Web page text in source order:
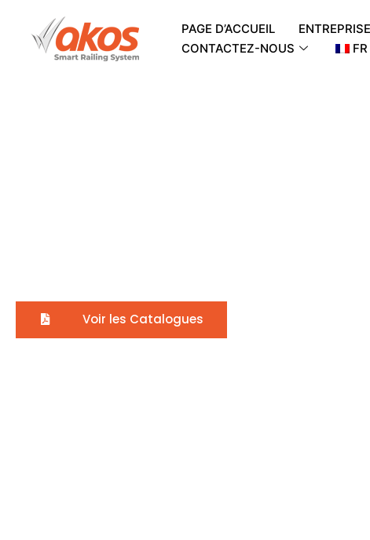
PAGE D’ACCUEIL ENTREPRISE
CONTACTEZ-NOUS
FR
Voir les Catalogues